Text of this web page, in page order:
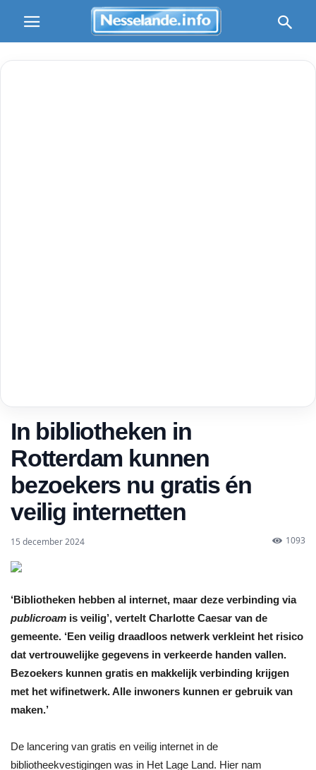
In bibliotheken in
Rotterdam kunnen
bezoekers nu gratis én
veilig internetten
15 december 2024 1093
‘Bibliotheken hebben al internet, maar deze verbinding via
publicroam is veilig’, vertelt Charlotte Caesar van de
gemeente. ‘Een veilig draadloos netwerk verkleint het risico
dat vertrouwelijke gegevens in verkeerde handen vallen.
Bezoekers kunnen gratis en makkelijk verbinding krijgen
met het wifinetwerk. Alle inwoners kunnen er gebruik van
maken.’
De lancering van gratis en veilig internet in de
bibliotheekvestigingen was in Het Lage Land. Hier nam